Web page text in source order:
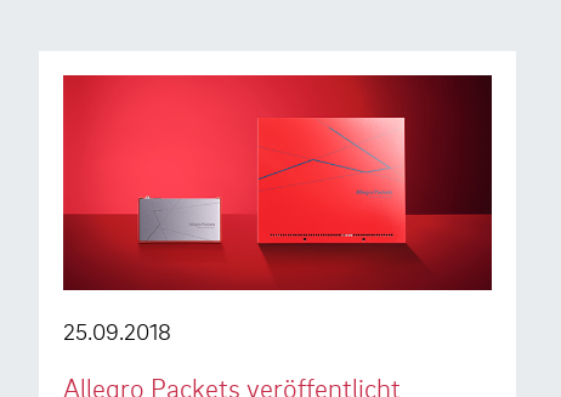
25.09.2018
Allegro Packets veröffentlicht